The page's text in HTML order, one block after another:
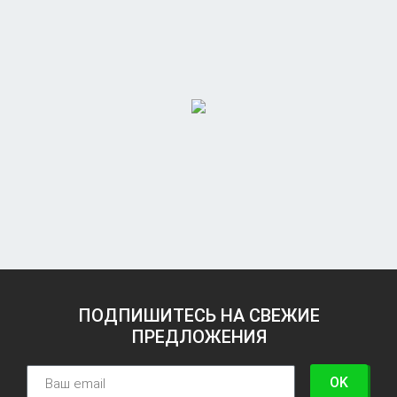
ПОДПИШИТЕСЬ НА СВЕЖИЕ
ПРЕДЛОЖЕНИЯ
OK